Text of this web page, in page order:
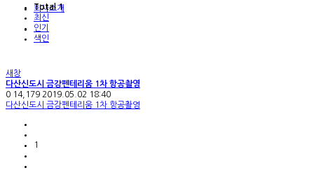
회사소개
Total 1
최신
인기
색인
새창
다산신도시 금강펜테리움 1차 항공촬영
0 14,179 2019.05.02 18:40
다산신도시 금강펜테리움 1차 항공촬영
1